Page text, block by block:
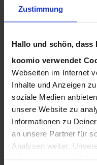
Zustimmung
Hallo und schön, dass
koomio verwendet
Webseiten im Internet
Inhalte und Anzeigen
soziale Medien
unsere Website zu
Informationen zu
an unsere Partner für
Analysen weiter.
Christian, koomio-Nutzer
sehen stets Ihre
Kunden folgen
Wunschpreis und
reagieren.
Ihre Angebote
Besonderheiten
Ersatzwagen",
Day-Delivery